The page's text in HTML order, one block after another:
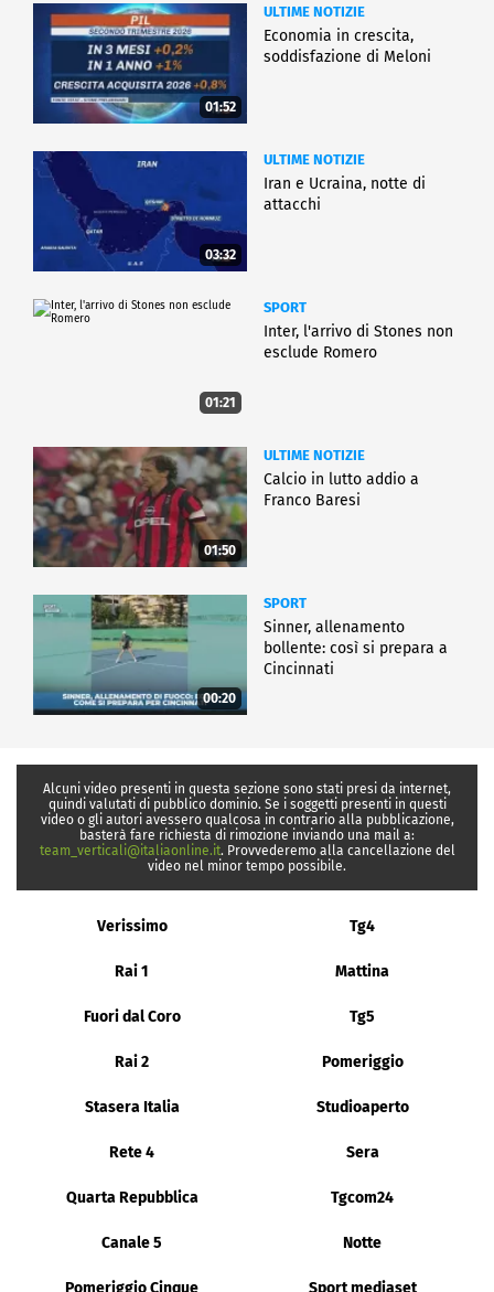
01:52
ULTIME NOTIZIE
Economia in crescita,
soddisfazione di Meloni
03:32
ULTIME NOTIZIE
Iran e Ucraina, notte di
attacchi
01:21
SPORT
Inter, l'arrivo di Stones non
esclude Romero
01:50
ULTIME NOTIZIE
Calcio in lutto addio a
Franco Baresi
00:20
SPORT
Sinner, allenamento
bollente: così si prepara a
Cincinnati
Alcuni video presenti in questa sezione sono stati presi da internet,
quindi valutati di pubblico dominio. Se i soggetti presenti in questi
video o gli autori avessero qualcosa in contrario alla pubblicazione,
basterà fare richiesta di rimozione inviando una mail a:
team_verticali@italiaonline.it. Provvederemo alla cancellazione del
video nel minor tempo possibile.
Verissimo Tg4
Rai 1 Mattina
Fuori dal Coro Tg5
Rai 2 Pomeriggio
Stasera Italia Studioaperto
Rete 4 Sera
Quarta Repubblica Tgcom24
Canale 5 Notte